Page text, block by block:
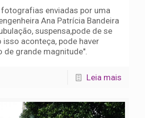
fotografias enviadas por uma
Ana Patrícia Bandeira
suspensa,pode de se
isso aconteça, pode haver
de grande magnitude".
Leia mais